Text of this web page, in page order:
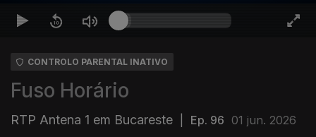
CONTROLO PARENTAL INATIVO
Fuso Horário
RTP Antena 1 em Bucareste Ep. 96 01 jun. 2026